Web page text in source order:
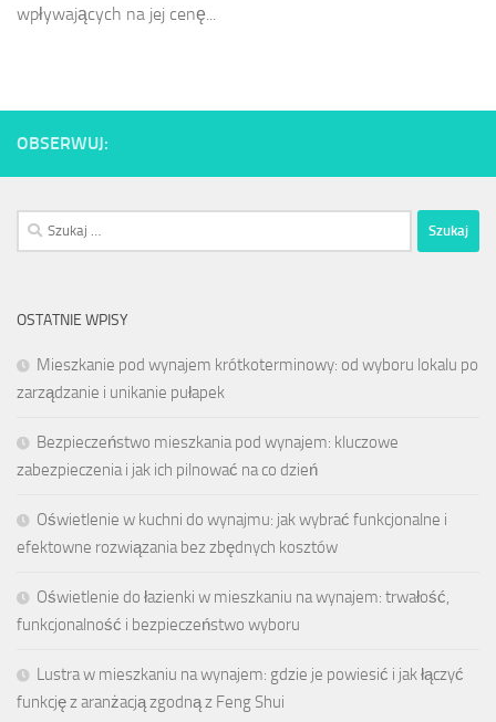
wpływających na jej cenę...
OBSERWUJ:
Szukaj:
OSTATNIE WPISY
Mieszkanie pod wynajem krótkoterminowy: od wyboru lokalu po
zarządzanie i unikanie pułapek
Bezpieczeństwo mieszkania pod wynajem: kluczowe
zabezpieczenia i jak ich pilnować na co dzień
Oświetlenie w kuchni do wynajmu: jak wybrać funkcjonalne i
efektowne rozwiązania bez zbędnych kosztów
Oświetlenie do łazienki w mieszkaniu na wynajem: trwałość,
funkcjonalność i bezpieczeństwo wyboru
Lustra w mieszkaniu na wynajem: gdzie je powiesić i jak łączyć
funkcję z aranżacją zgodną z Feng Shui